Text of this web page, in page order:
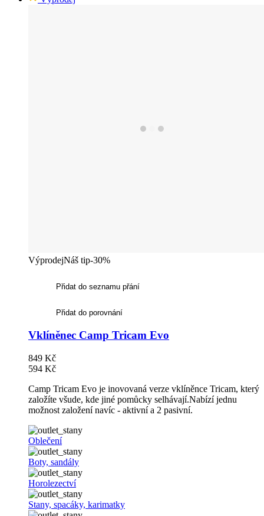
VýprodejNáš tip-30%
Přidat do seznamu přání
Přidat do porovnání
Vklíněnec Camp Tricam Evo
849 Kč
594 Kč
Camp Tricam Evo je inovovaná verze vklíněnce Tricam, který
založíte všude, kde jiné pomůcky selhávají.Nabízí jednu
možnost založení navíc - aktivní a 2 pasivní.
Oblečení
Boty, sandály
Horolezectví
Stany, spacáky, karimatky